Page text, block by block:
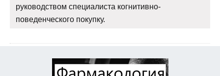
руководством специалиста когнитивно-
поведенческого покупку.